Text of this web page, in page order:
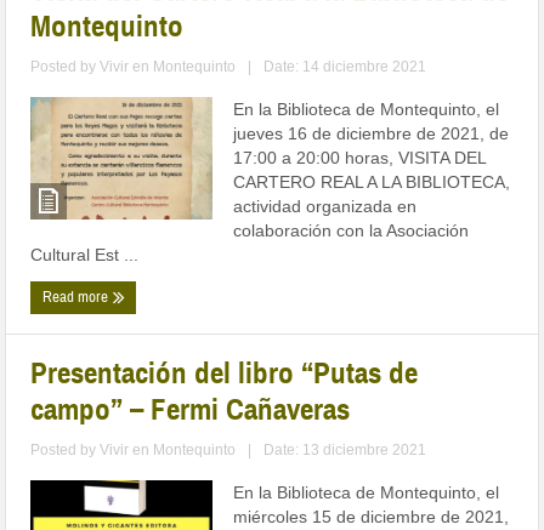
Montequinto
Posted byVivir en Montequinto Date: 14 diciembre 2021
En la Biblioteca de Montequinto, el
jueves 16 de diciembre de 2021, de
17:00 a 20:00 horas, VISITA DEL
CARTERO REAL A LA BIBLIOTECA,
actividad organizada en
colaboración con la Asociación
Cultural Est ...
Read more
Presentación del libro “Putas de
campo” – Fermi Cañaveras
Posted byVivir en Montequinto Date: 13 diciembre 2021
En la Biblioteca de Montequinto, el
miércoles 15 de diciembre de 2021,